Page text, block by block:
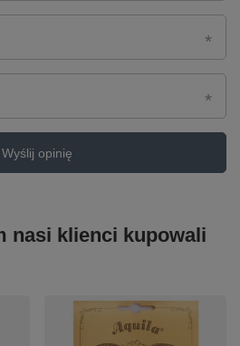
Wyślij opinię
nasi klienci kupowali